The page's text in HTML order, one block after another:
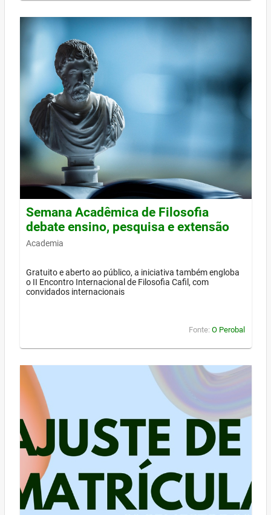
Semana Acadêmica de Filosofia
debate ensino, pesquisa e extensão
Academia
Gratuito e aberto ao público, a iniciativa também engloba
o II Encontro Internacional de Filosofia Cafil, com
convidados internacionais
Fonte: O Perobal